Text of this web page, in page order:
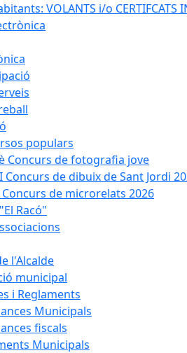
VOLANTS i/o
populars
Concurs de fotografia jove
Concurs de dibuix de Sant Jordi
Concurs de microrelats 2026
Racó"
l'Alcalde
municipal
i Reglaments
Municipals
fiscals
Municipals